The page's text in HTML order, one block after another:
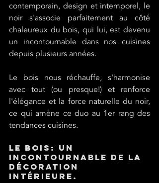
contemporain, design et intemporel, le
noir s'associe parfaitement au côté
chaleureux du bois, qui lui, est devenu
un incontournable dans nos cuisines
depuis plusieurs années.
Le bois nous réchauffe, s'harmonise
avec tout (ou presque!) et renforce
l'élégance et la force naturelle du noir,
ce qui amène ce duo au 1er rang des
tendances cuisines.
Le Bois: un
incontournable de la
décoration
intérieure.